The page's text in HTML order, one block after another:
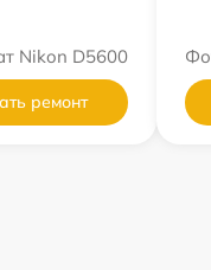
Nikon D5600
ремонт